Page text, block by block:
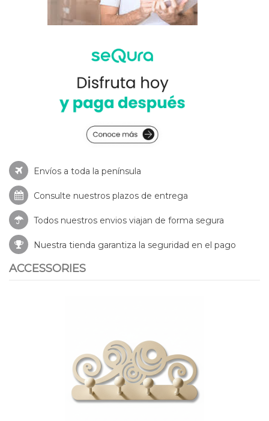
Envíos a toda la península
Consulte nuestros plazos de entrega
Todos nuestros envios viajan de forma segura
Nuestra tienda garantiza la seguridad en el pago
ACCESSORIES